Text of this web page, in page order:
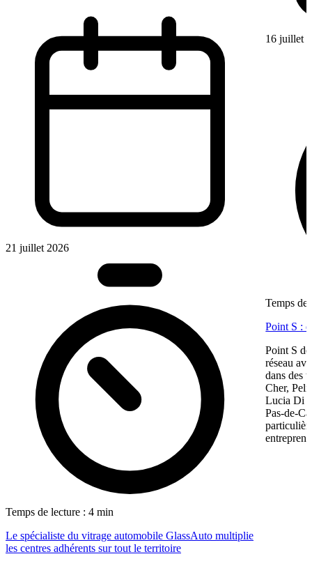
21 juillet 2026
Temps de lecture : 4 min
Le spécialiste du vitrage automobile GlassAuto multiplie
les centres adhérents sur tout le territoire
16 juillet
Temps de
Point S :
Point S
réseau
dans des
Cher,
Lucia Di
Pas-de-